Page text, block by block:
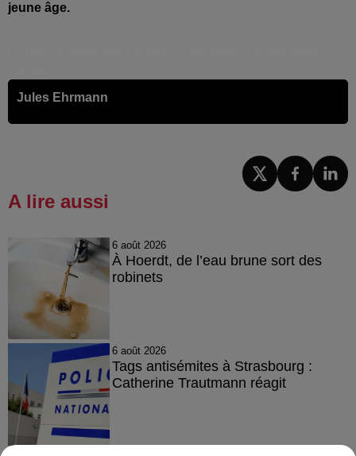
jeune âge.
Jules Ehrmann
A lire aussi
6 août 2026
À Hoerdt, de l’eau brune sort des
robinets
6 août 2026
Tags antisémites à Strasbourg :
Catherine Trautmann réagit